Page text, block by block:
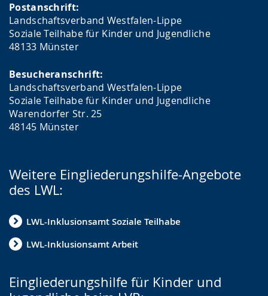
Postanschrift:
Landschaftsverband Westfalen-Lippe
Soziale Teilhabe für Kinder und Jugendliche
48133 Münster
Besucheranschrift:
Landschaftsverband Westfalen-Lippe
Soziale Teilhabe für Kinder und Jugendliche
Warendorfer Str. 25
48145 Münster
Weitere Eingliederungshilfe-Angebote
des LWL:
LWL-Inklusionsamt Soziale Teilhabe
LWL-Inklusionsamt Arbeit
Eingliederungshilfe für Kinder und